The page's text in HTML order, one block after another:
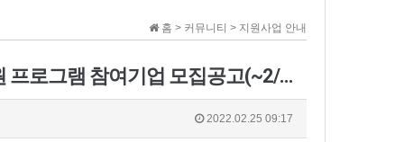
홈 > 커뮤니티 > 지원사업 안내
[(재)전라남도환경산업진흥원] 전남 청년창업 후속지원 프로그램 참여기업 모집공고(~2/28 18시까지)
2022.02.25 09:17